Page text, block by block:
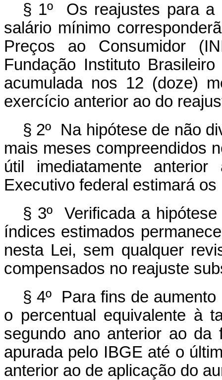
§ 1º Os reajustes para a
salário mínimo
Preços ao Consumidor
Fundação Instituto
acumulada nos 12 (doze)
exercício anterior ao do
§ 2º Na hipótese de não
mais meses compreendidos
útil imediatamente
Executivo federal estimará
§ 3º Verificada a
índices estimados
nesta Lei, sem qualquer
compensados no reajuste
§ 4º Para fins de
o percentual equivalente à
segundo ano anterior ao da
apurada pelo IBGE até o
anterior ao de aplicação do